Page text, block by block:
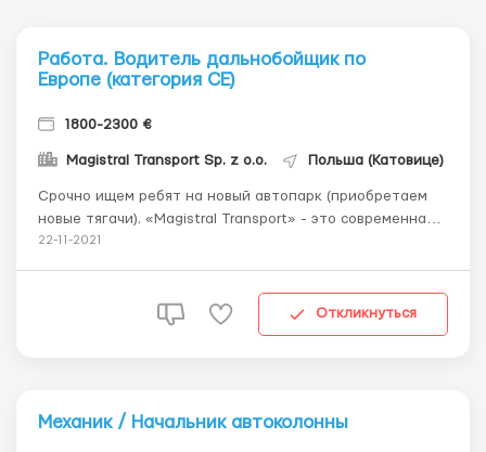
Работа. Водитель дальнобойщик по
Европе (категория СЕ)
1800-2300 €
Magistral Transport Sp. z o.o. Польша (Катовице)
Срочно ищем ребят на новый автопарк (приобретаем
новые тягачи). «Magistral Transport» - это современная и
быстроразвивающаяся польская компания
свою деятельность и приглашает водителей меж...
22-11-2021
Откликнуться
Механик / Начальник автоколонны